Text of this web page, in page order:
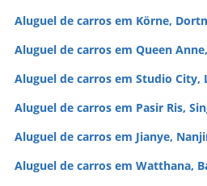
Aluguel de carros em Körne,
Aluguel de carros em Queen
Aluguel de carros em Studio City,
Aluguel de carros em Pasir Ris,
Aluguel de carros em Jianye,
Aluguel de carros em Watthana,